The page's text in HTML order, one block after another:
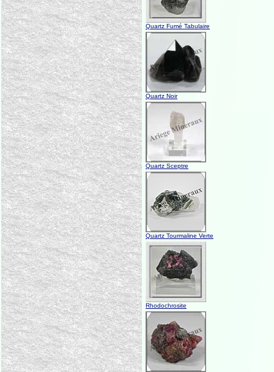
Quartz Fumé Tabulaire
Quartz Noir
Quartz Sceptre
Quartz Tourmaline Verte
Rhodochrosite